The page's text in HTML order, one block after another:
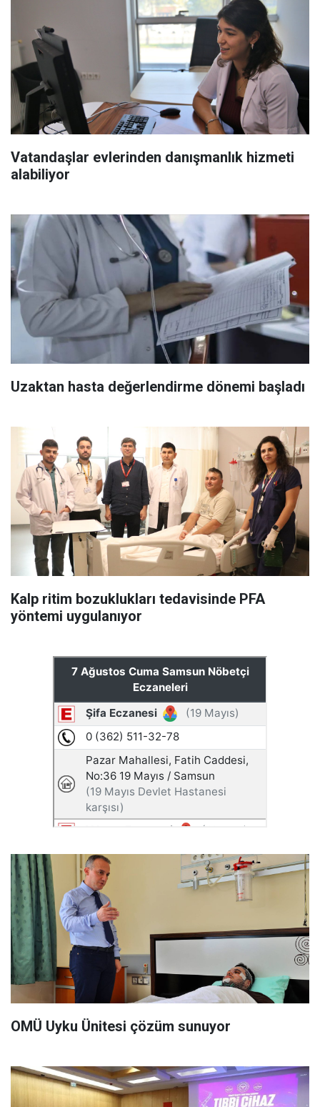
Vatandaşlar evlerinden danışmanlık hizmeti
alabiliyor
Uzaktan hasta değerlendirme dönemi başladı
Kalp ritim bozuklukları tedavisinde PFA
yöntemi uygulanıyor
OMÜ Uyku Ünitesi çözüm sunuyor